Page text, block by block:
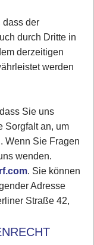
der
durch Dritte in
derzeitigen
werden
Sie uns
Sorgfalt an, um
Wenn Sie Fragen
wenden.
. Sie können
Adresse
Straße 42,